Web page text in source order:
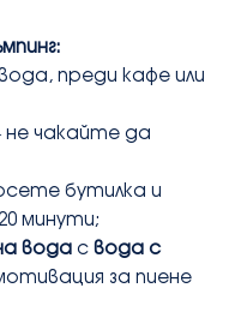
преди кафе или
не чакайте да
бутилка и
минути;
вода с вода с
за пиене